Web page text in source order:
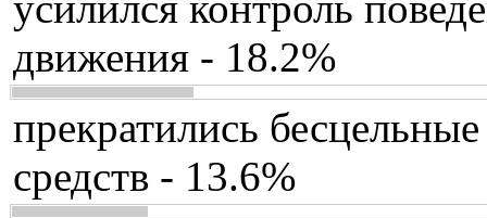
движения - 18.2%
прекратились
средств - 13.6%